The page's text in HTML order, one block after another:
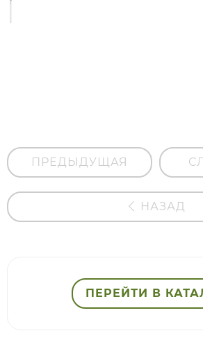
ПРЕДЫДУЩАЯ
НАЗАД
ПЕРЕЙТИ В